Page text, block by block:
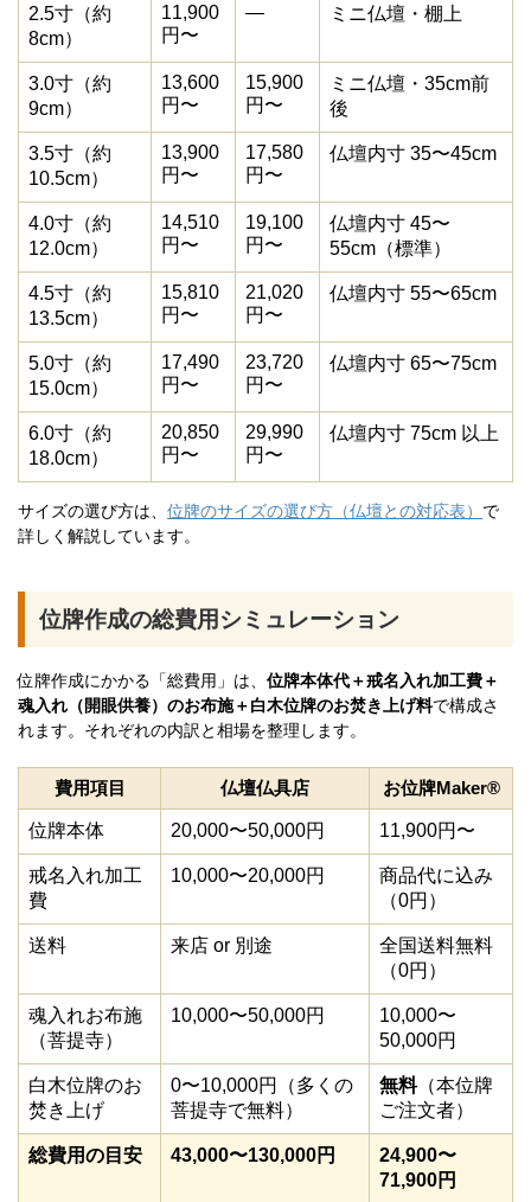
2.5寸（約
8cm）
11,900
円〜
― ミニ仏壇・棚上
3.0寸（約
9cm）
13,600
円〜
15,900
円〜
ミニ仏壇・35cm前
後
3.5寸（約
10.5cm）
13,900
円〜
17,580
円〜
仏壇内寸 35〜45cm
4.0寸（約
12.0cm）
14,510
円〜
19,100
円〜
仏壇内寸 45〜
55cm（標準）
4.5寸（約
13.5cm）
15,810
円〜
21,020
円〜
仏壇内寸 55〜65cm
5.0寸（約
15.0cm）
17,490
円〜
23,720
円〜
仏壇内寸 65〜75cm
6.0寸（約
18.0cm）
20,850
円〜
29,990
円〜
仏壇内寸 75cm 以上
サイズの選び方は、 位牌のサイズの選び方（仏壇との対応表） で
詳しく解説しています。
位牌作成の総費用シミュレーション
位牌作成にかかる「総費用」は、 位牌本体代＋戒名入れ加工費＋
魂入れ（開眼供養）のお布施＋白木位牌のお焚き上げ料で構成さ
れます。それぞれの内訳と相場を整理します。
費用項目 仏壇仏具店 お位牌Maker®
位牌本体 20,000〜50,000円 11,900円〜
戒名入れ加工
費
10,000〜20,000円
商品代に込み
（0円）
送料 来店 or 別途
全国送料無料
（0円）
魂入れお布施
（菩提寺）
10,000〜50,000円
10,000〜
50,000円
白木位牌のお
焚き上げ
0〜10,000円（多くの
菩提寺で無料）
無料（本位牌
ご注文者）
総費用の目安 43,000〜130,000円
24,900〜
71,900円